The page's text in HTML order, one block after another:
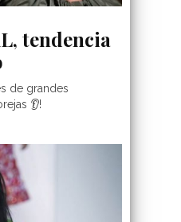
tendencia
de grandes
👂!